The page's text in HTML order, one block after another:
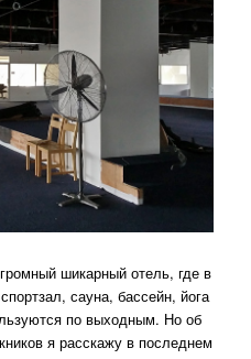
шикарный отель, где в
сауна, бассейн, йога
по выходным. Но об
я расскажу в последнем